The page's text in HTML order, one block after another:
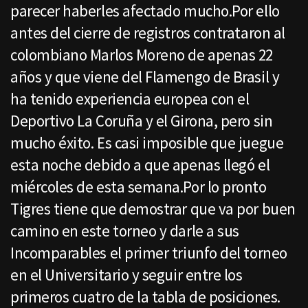
parecer haberles afectado mucho.Por ello
antes del cierre de registros contrataron al
colombiano Marlos Moreno de apenas 22
años y que viene del Flamengo de Brasil y
ha tenido experiencia europea con el
Deportivo La Coruña y el Girona, pero sin
mucho éxito. Es casi imposible que juegue
esta noche debido a que apenas llegó el
miércoles de esta semana.Por lo pronto
Tigres tiene que demostrar que va por buen
camino en este torneo y darle a sus
Incomparables el primer triunfo del torneo
en el Universitario y seguir entre los
primeros cuatro de la tabla de posiciones.